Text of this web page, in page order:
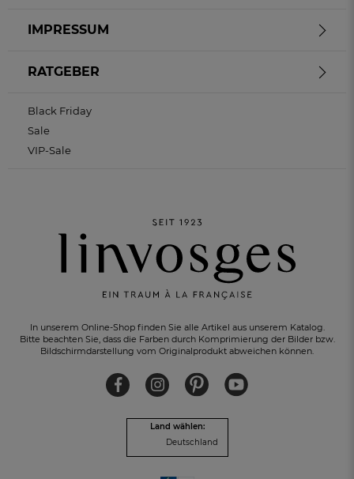
KOSTENLOSER RÜCKVERSANDinnerhalb von 30 Tagen
In unserem Online-Shop finden Sie alle Artikel aus unserem Katalog.
Bitte beachten Sie, dass die Farben durch Komprimierung der Bilder bzw.
Bildschirmdarstellung vom Originalprodukt abweichen können.
Land wählen:
Deutschland
IMPRESSUM
RATGEBER
Black Friday
Sale
VIP-Sale